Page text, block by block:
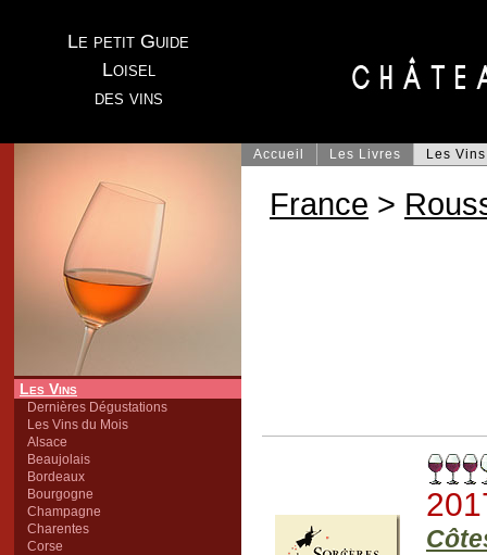
Le petit Guide
Loisel
des vins
Les Vins
Dernières Dégustations
Les Vins du Mois
Alsace
Beaujolais
Bordeaux
Bourgogne
Champagne
Charentes
Corse
Accueil Les Livres Les Vins
France >